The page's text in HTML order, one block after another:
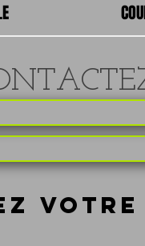
VOTRE